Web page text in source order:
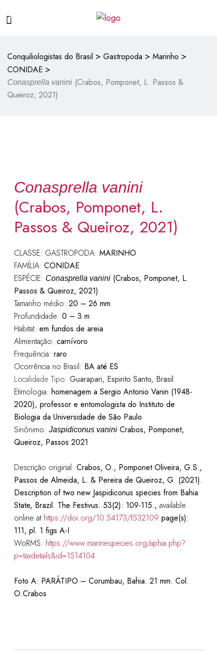
Conquiliologistas do Brasil > Gastropoda > Marinho >
CONIDAE >
Conasprella vanini (Crabos, Pomponet, L. Passos &
Queiroz, 2021)
Conasprella vanini
(Crabos, Pomponet, L.
Passos & Queiroz, 2021)
CLASSE: GASTROPODA: MARINHO
FAMÍLIA: CONIDAE
ESPÉCIE: Conasprella vanini(Crabos, Pomponet, L.
Passos & Queiroz, 2021)
Tamanho médio: 20 – 26 mm
Profundidade: 0 – 3 m
Habitat: em fundos de areia
Alimentação: carnívoro
Frequência: raro
Ocorrência no Brasil: BA até ES
Localidade Tipo: Guarapari, Espirito Santo, Brasil
Etimologia: homenagem a Sergio Antonio Vanin (1948-
2020), professor e entomologista do Instituto de
Biologia da Universidade de São Paulo
Sinônimo: Jaspidiconus vanini Crabos, Pomponet,
Queiroz, Passos 2021
Descrição original: Crabos, O., Pomponet Oliveira, G.S.,
Passos de Almeida, L. & Pereira de Queiroz, G. (2021).
Description of two new Jaspidiconus species from Bahia
State, Brazil. The Festivus. 53(2): 109-115., available
online at https://doi.org/10.54173/f532109 page(s):
111, pl. 1 figs A-I
WoRMS: https://www.marinespecies.org/aphia.php?
p=taxdetails&id=1514104
Foto A: PARÁTIPO – Corumbau, Bahia. 21 mm. Col.
O.Crabos